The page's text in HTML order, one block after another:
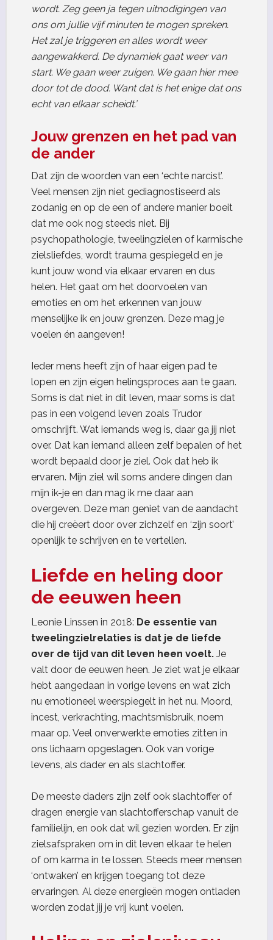
wordt. Zeg geen ja tegen uitnodigingen van
ons om jullie vijf minuten te mogen spreken.
Het zal je triggeren en alles wordt weer
aangewakkerd. De dynamiek gaat weer van
start. We gaan weer zuigen. We gaan hier mee
door tot de dood. Want dat is het enige dat ons
echt van elkaar scheidt.’
Jouw grenzen en het pad van
de ander
Dat zijn de woorden van een ‘echte narcist’.
Veel mensen zijn niet gediagnostiseerd als
zodanig en op de een of andere manier boeit
dat me ook nog steeds niet. Bij
psychopathologie, tweelingzielen of karmische
zielsliefdes, wordt trauma gespiegeld en je
kunt jouw wond via elkaar ervaren en dus
helen. Het gaat om het doorvoelen van
emoties en om het erkennen van jouw
menselijke ik en jouw grenzen. Deze mag je
voelen én aangeven!
Ieder mens heeft zijn of haar eigen pad te
lopen en zijn eigen helingsproces aan te gaan.
Soms is dat niet in dit leven, maar soms is dat
pas in een volgend leven zoals Trudor
omschrijft. Wat iemands weg is, daar ga jij niet
over. Dat kan iemand alleen zelf bepalen of het
wordt bepaald door je ziel. Ook dat heb ik
ervaren. Mijn ziel wil soms andere dingen dan
mijn ik-je en dan mag ik me daar aan
overgeven. Deze man geniet van de aandacht
die hij creëert door over zichzelf en ‘zijn soort’
openlijk te schrijven en te vertellen.
Liefde en heling door
de eeuwen heen
Leonie Linssen in 2018: De essentie van
tweelingzielrelaties is dat je de liefde
over de tijd van dit leven heen voelt.Je
valt door de eeuwen heen. Je ziet wat je elkaar
hebt aangedaan in vorige levens en wat zich
nu emotioneel weerspiegelt in het nu. Moord,
incest, verkrachting, machtsmisbruik, noem
maar op. Veel onverwerkte emoties zitten in
ons lichaam opgeslagen. Ook van vorige
levens, als dader en als slachtoffer.
De meeste daders zijn zelf ook slachtoffer of
dragen energie van slachtofferschap vanuit de
familielijn, en ook dat wil gezien worden. Er zijn
zielsafspraken om in dit leven elkaar te helen
of om karma in te lossen. Steeds meer mensen
‘ontwaken’ en krijgen toegang tot deze
ervaringen. Al deze energieën mogen ontladen
worden zodat jij je vrij kunt voelen.